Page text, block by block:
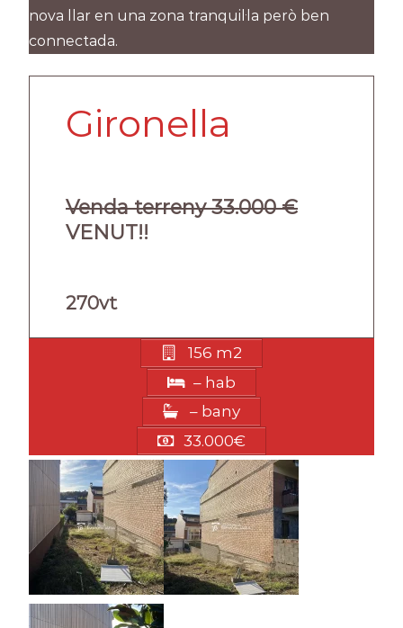
nova llar en una zona tranquil·la però ben
connectada.
Gironella
Venda terreny 33.000 €
VENUT!!
270vt
156 m2
– hab
– bany
33.000€